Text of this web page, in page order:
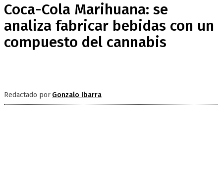
Coca-Cola Marihuana: se
analiza fabricar bebidas con un
compuesto del cannabis
Redactado por Gonzalo Ibarra